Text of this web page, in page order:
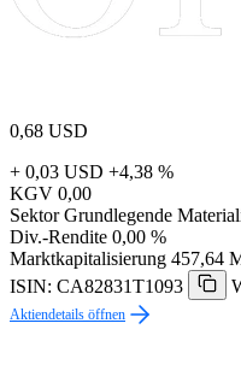
0,68 USD
+ 0,03 USD +4,38 %
KGV 0,00
Sektor Grundlegende
Div.-Rendite 0,00 %
Marktkapitalisierung 457,64
ISIN: CA82831T1093
Aktiendetails öffnen